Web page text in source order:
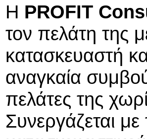
Η PROFIT
τον πελάτη της
κατασκευαστή
αναγκαία
πελάτες της
Συνεργάζεται